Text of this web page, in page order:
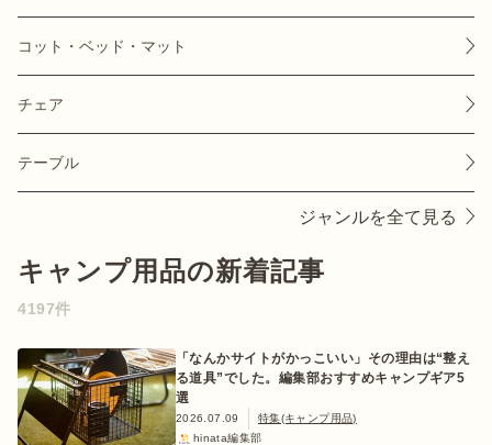
コット・ベッド・マット
チェア
テーブル
ジャンルを全て見る
キャンプ用品の新着記事
4197件
「なんかサイトがかっこいい」その理由は“整え
る道具”でした。編集部おすすめキャンプギア5
選
2026.07.09
特集(キャンプ用品)
hinata編集部
料理
how to
初めての方